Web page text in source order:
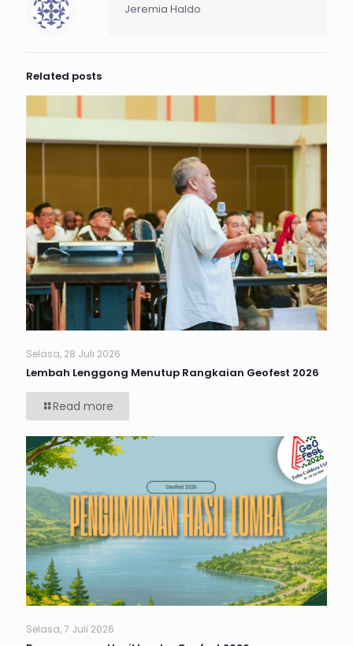
Jeremia Haldo
Related posts
Selasa, 28 Juli 2026
Lembah Lenggong Menutup Rangkaian Geofest 2026
Read more
Selasa, 7 Juli 2026